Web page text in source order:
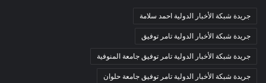
جريدة شبكة الأخبار الدولية احمد سلامة
جريدة شبكة الأخبار الدولية تامر توفيق
جريدة شبكة الأخبار الدولية تامر توفيق جامعة المنوفية
جريدة شبكة الأخبار الدولية تامر توفيق جامعة حلوان